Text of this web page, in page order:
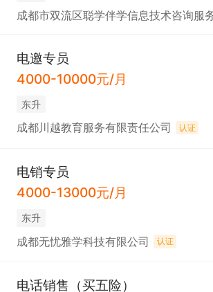
电邀专员
4000-10000元/月
东升
成都川越教育服务有限责任公司 认证
电销专员
4000-13000元/月
东升
成都无忧雅学科技有限公司 认证
电话销售（买五险）